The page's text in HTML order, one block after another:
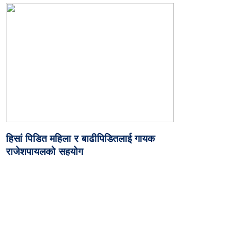
हिसां पिडित महिला र बाढीपिडितलाई गायक
राजेशपायलको सहयोग